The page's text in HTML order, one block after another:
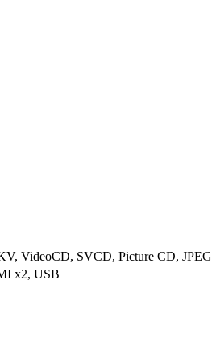
VideoCD, SVCD, Picture CD, JPEG
x2, USB